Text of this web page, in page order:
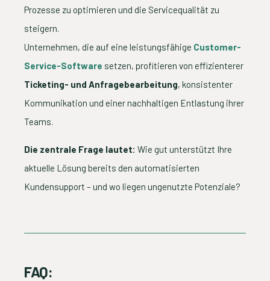
Prozesse zu optimieren und die Servicequalität zu
steigern.
Unternehmen, die auf eine leistungsfähige Customer-
Service-Software setzen, profitieren von effizienterer
Ticketing- und Anfragebearbeitung, konsistenter
Kommunikation und einer nachhaltigen Entlastung ihrer
Teams.
Die zentrale Frage lautet: Wie gut unterstützt Ihre
aktuelle Lösung bereits den automatisierten
Kundensupport – und wo liegen ungenutzte Potenziale?
FAQ: